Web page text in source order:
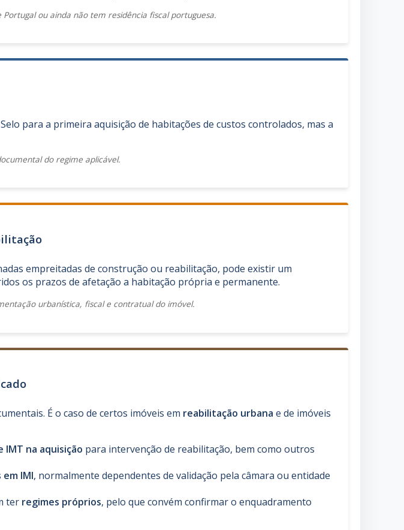
ou ainda não tem residência fiscal portuguesa.
para a primeira aquisição de habitações de custos controlados, mas a
do regime aplicável.
empreitadas de construção ou reabilitação, pode existir um
os prazos de afetação a habitação própria e permanente.
urbanística, fiscal e contratual do imóvel.
É o caso de certos imóveis em reabilitação urbana e de imóveis
IMT na aquisição para intervenção de reabilitação, bem como outros
IMI, normalmente dependentes de validação pela câmara ou entidade
ter regimes próprios, pelo que convém confirmar o enquadramento